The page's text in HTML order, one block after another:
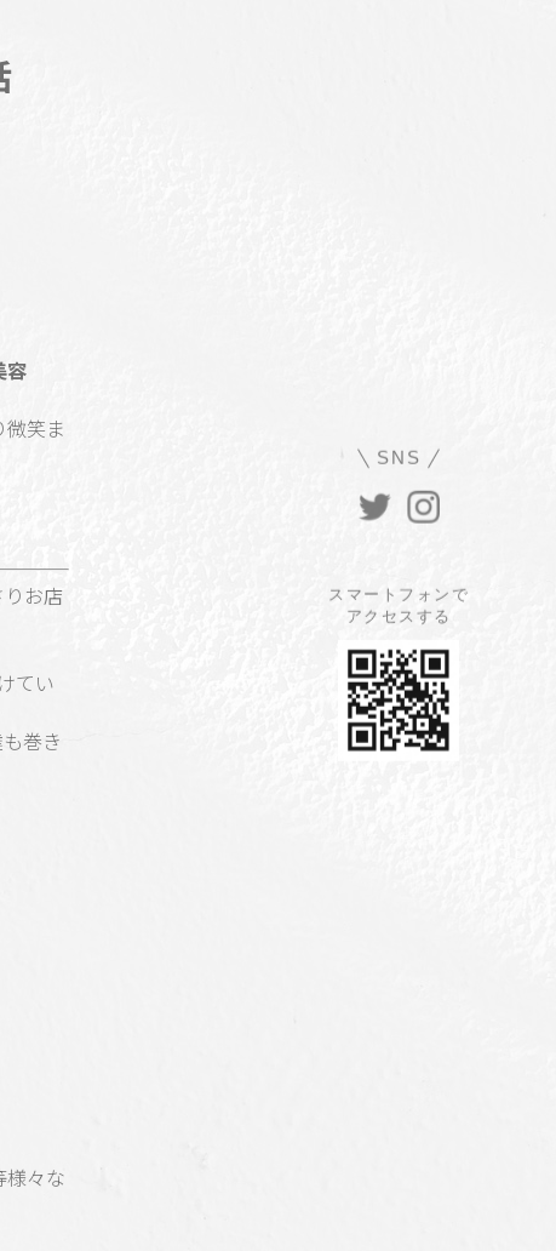
SNS
スマートフォンで
アクセスする
容
笑ま
お店
てい
巻き
様々な